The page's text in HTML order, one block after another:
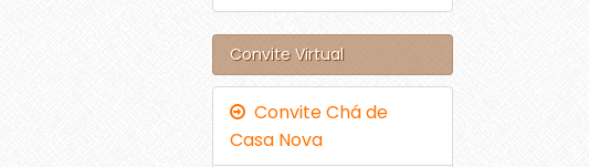
Convite Virtual
Convite Chá de
Casa Nova